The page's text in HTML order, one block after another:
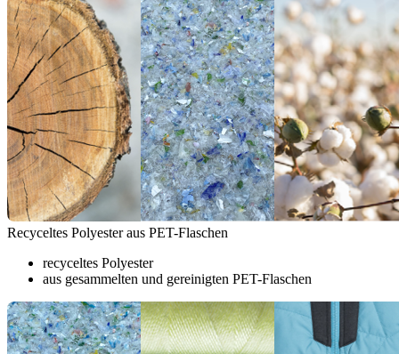
Recyceltes Polyester aus PET-Flaschen
recyceltes Polyester
aus gesammelten und gereinigten PET-Flaschen